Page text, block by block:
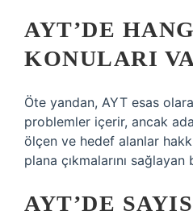
AYT’DE
KONULARI
Öte yandan, AYT esas
problemler içerir, ancak
ölçen ve hedef alanlar
plana çıkmalarını
AYT’DE